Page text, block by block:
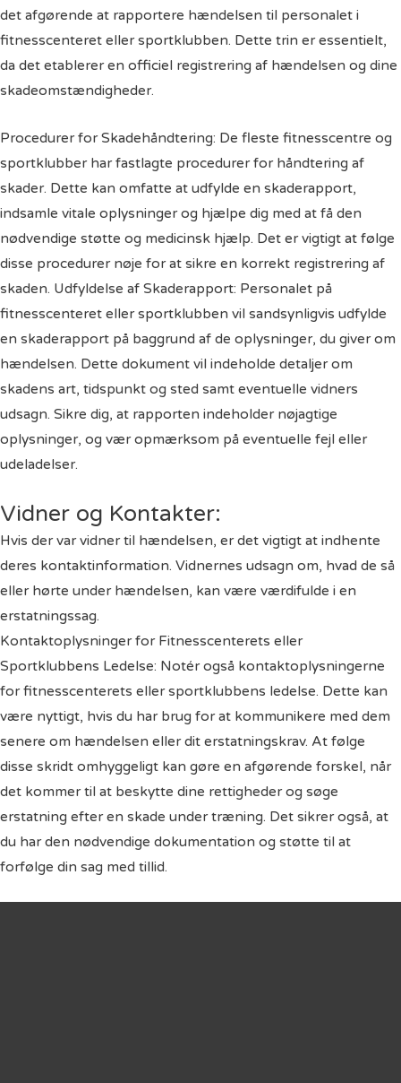
det afgørende at rapportere hændelsen til personalet i
fitnesscenteret eller sportklubben. Dette trin er essentielt,
da det etablerer en officiel registrering af hændelsen og dine
skadeomstændigheder.
Procedurer for Skadehåndtering: De fleste fitnesscentre og
sportklubber har fastlagte procedurer for håndtering af
skader. Dette kan omfatte at udfylde en skaderapport,
indsamle vitale oplysninger og hjælpe dig med at få den
nødvendige støtte og medicinsk hjælp. Det er vigtigt at følge
disse procedurer nøje for at sikre en korrekt registrering af
skaden. Udfyldelse af Skaderapport: Personalet på
fitnesscenteret eller sportklubben vil sandsynligvis udfylde
en skaderapport på baggrund af de oplysninger, du giver om
hændelsen. Dette dokument vil indeholde detaljer om
skadens art, tidspunkt og sted samt eventuelle vidners
udsagn. Sikre dig, at rapporten indeholder nøjagtige
oplysninger, og vær opmærksom på eventuelle fejl eller
udeladelser.
Vidner og Kontakter:
Hvis der var vidner til hændelsen, er det vigtigt at indhente
deres kontaktinformation. Vidnernes udsagn om, hvad de så
eller hørte under hændelsen, kan være værdifulde i en
erstatningssag.
Kontaktoplysninger for Fitnesscenterets eller
Sportklubbens Ledelse: Notér også kontaktoplysningerne
for fitnesscenterets eller sportklubbens ledelse. Dette kan
være nyttigt, hvis du har brug for at kommunikere med dem
senere om hændelsen eller dit erstatningskrav. At følge
disse skridt omhyggeligt kan gøre en afgørende forskel, når
det kommer til at beskytte dine rettigheder og søge
erstatning efter en skade under træning. Det sikrer også, at
du har den nødvendige dokumentation og støtte til at
forfølge din sag med tillid.